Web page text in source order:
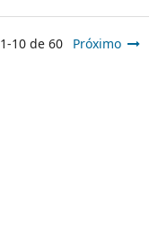
1-10 de 60 Próximo